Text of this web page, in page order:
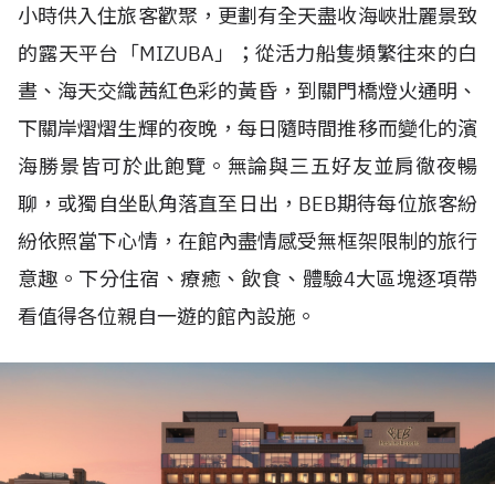
小時供入住旅客歡聚，更劃有全天盡收海峽壯麗景致
的露天平台「MIZUBA」；從活力船隻頻繁往來的白
晝、海天交織茜紅色彩的黃昏，到關門橋燈火通明、
下關岸熠熠生輝的夜晚，每日隨時間推移而變化的濱
海勝景皆可於此飽覽。無論與三五好友並肩徹夜暢
聊，或獨自坐臥角落直至日出，BEB期待每位旅客紛
紛依照當下心情，在館內盡情感受無框架限制的旅行
意趣。下分住宿、療癒、飲食、體驗4大區塊逐項帶
看值得各位親自一遊的館內設施。